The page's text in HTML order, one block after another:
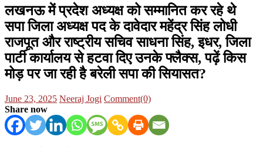
लखनऊ में प्रदेश अध्यक्ष को सम्मानित कर रहे थे
सपा जिला अध्यक्ष पद के दावेदार महेंद्र सिंह लोधी
राजपूत और राष्ट्रीय सचिव साधना सिंह, इधर, जिला
पार्टी कार्यालय से हटवा दिए उनके फ्लैक्स, पढ़ें किस
मोड़ पर जा रही है बरेली सपा की सियासत?
Posted
on
June 23, 2025 Author
Neeraj Jogi Comment(0)
Share now